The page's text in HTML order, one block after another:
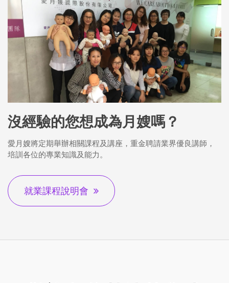
沒經驗的您想成為月嫂嗎？
愛月嫂將定期舉辦相關課程及講座，重金聘請業界優良講師，
培訓各位的專業知識及能力。
就業課程說明會